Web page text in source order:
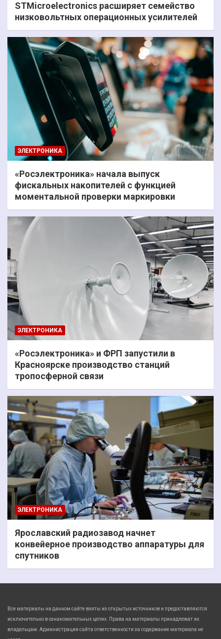
STMicroelectronics расширяет семейство
низковольтных операционных усилителей
ЭЛЕКТРОНИКА
«Росэлектроника» начала выпуск
фискальных накопителей с функцией
моментальной проверки маркировки
ЭЛЕКТРОНИКА
«Росэлектроника» и ФРП запустили в
Красноярске производство станций
тропосферной связи
ЭЛЕКТРОНИКА
Ярославский радиозавод начнет
конвейерное производство аппаратуры для
спутников
Все материалы на данном сайте взяты из открытых источников и предоставляются
исключительно в ознакомительных целях. Права на материалы принадлежат их
владельцам. Администрация сайта ответственности за содержание материала не